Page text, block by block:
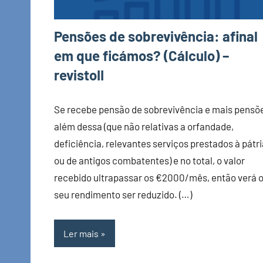
Pensões de sobrevivência: afinal
em que ficámos? (Cálculo) –
revistoII
Se recebe pensão de sobrevivência e mais
além dessa (que não relativas a orfandade,
deficiência, relevantes serviços prestados à
ou de antigos combatentes) e no total, o valor
recebido ultrapassar os €2000/mês, então verá o
seu rendimento ser reduzido. (…)
Ler mais